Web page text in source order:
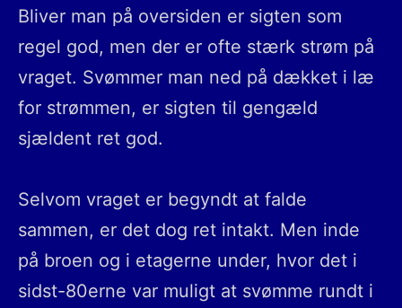
Bliver man på oversiden er sigten som
regel god, men der er ofte stærk strøm på
vraget. Svømmer man ned på dækket i læ
for strømmen, er sigten til gengæld
sjældent ret god.
Selvom vraget er begyndt at falde
sammen, er det dog ret intakt. Men inde
på broen og i etagerne under, hvor det i
sidst-80erne var muligt at svømme rundt i